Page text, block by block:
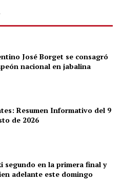
José Borget se consagró
nacional en jabalina
Resumen Informativo del 9
de 2026
segundo en la primera final y
adelante este domingo